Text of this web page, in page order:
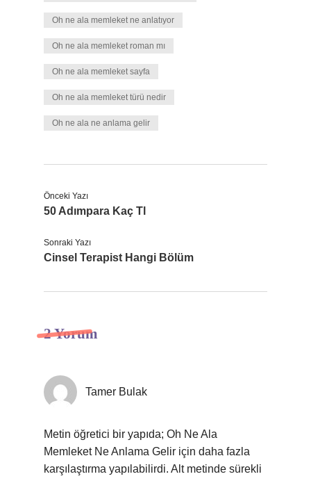
Oh ne ala memleket ne anlatıyor
Oh ne ala memleket roman mı
Oh ne ala memleket sayfa
Oh ne ala memleket türü nedir
Oh ne ala ne anlama gelir
Önceki Yazı
50 Adımpara Kaç Tl
Sonraki Yazı
Cinsel Terapist Hangi Bölüm
2 Yorum
Tamer Bulak
Metin öğretici bir yapıda; Oh Ne Ala
Memleket Ne Anlama Gelir için daha fazla
karşılaştırma yapılabilirdi. Alt metinde sürekli